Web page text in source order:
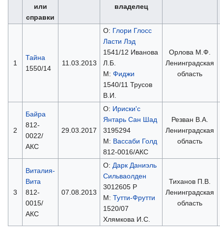
или
справки
владелец
1
Тайна
1550/14
11.03.2013
О: Глори Глосс
Ласти Лэд
1541/12 Иванова
Л.Б.
М: Фиджи
1540/11 Трусов
В.И.
Орлова М.Ф.
Ленинградская
область
2
Байра
812-
0022/
АКС
29.03.2017
О: Ириски'с
Янтарь Сан Шад
3195294
М: Вассаби Голд
812-0016/АКС
Резван В.А.
Ленинградская
область
3
Виталия-
Вита
812-
0015/
АКС
07.08.2013
О: Дарк Даниэль
Сильваолден
3012605 Р
М: Тутти-Фрутти
1520/07
Хлямкова И.С.
Тиханов П.В.
Ленинградская
область